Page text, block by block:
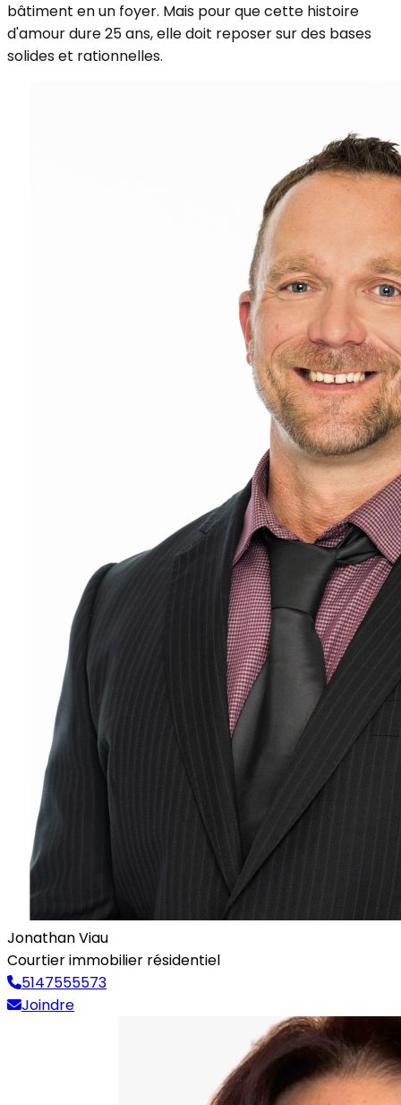
bâtiment en un foyer. Mais pour que cette histoire
d'amour dure 25 ans, elle doit reposer sur des bases
solides et rationnelles.
Jonathan Viau
Courtier immobilier résidentiel
5147555573
Joindre